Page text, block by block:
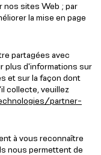
nos sites Web ; par
la mise en page
partagées avec
plus d'informations sur
et sur la façon dont
collecte, veuillez
partner-
à vous reconnaître
nous permettent de